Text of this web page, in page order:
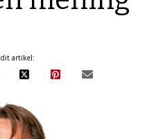
dit artikel: